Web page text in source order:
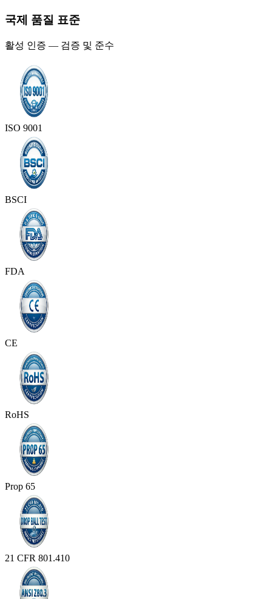
국제 품질 표준
활성 인증 — 검증 및 준수
ISO 9001
BSCI
FDA
CE
RoHS
Prop 65
21 CFR 801.410